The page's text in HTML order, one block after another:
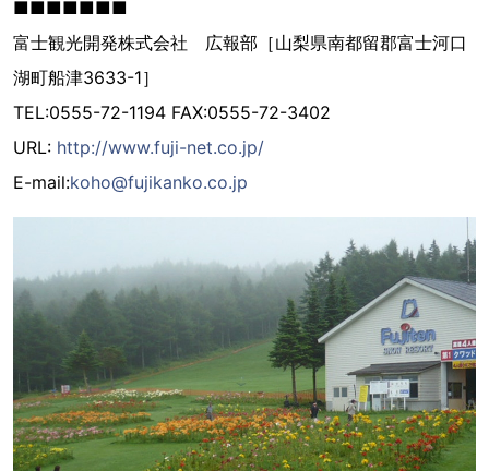
■■■■■■■
富士観光開発株式会社 広報部［山梨県南都留郡富士河口
湖町船津3633-1］
TEL:0555-72-1194 FAX:0555-72-3402
URL: http://www.fuji-net.co.jp/
E-mail:koho@fujikanko.co.jp